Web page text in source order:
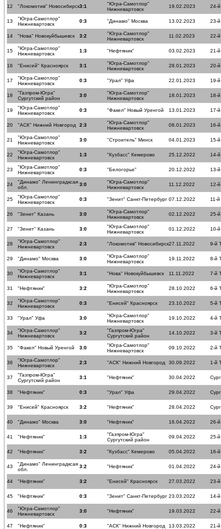
12 "Локомотив" Новосибирск3:1
"Югра-Самотлор"
Нижневартовск
19.02.2023 24-й
13
"Югра-Самотлор"
Нижневартовск
0:3 "Динамо" Москва 13.02.2023 23-й
14 "Нова" Новокуйбышевск 3:2
"Югра-Самотлор"
Нижневартовск
11.02.2023 22-й
15
"Югра-Самотлор"
Нижневартовск
1:3 "Нефтяник" 03.02.2023 21-й
16 "Енисей" Красноярск 3:1
"Югра-Самотлор"
Нижневартовск
28.01.2023 20-й
17
"Югра-Самотлор"
Нижневартовск
0:3 "Урал" Уфа 22.01.2023 19-
18
"Газпром-Югра"
Сургутский район
3:0
"Югра-Самотлор"
Нижневартовск
18.01.2023 18-
19
"Югра-Самотлор"
Нижневартовск
0:3 "Факел" Новый Уренгой 13.01.2023 17-
20 "АСК" Нижний Новгород 2:3
"Югра-Самотлор"
Нижневартовск
08.01.2023 16-
21
"Югра-Самотлор"
Нижневартовск
3:0 "Строитель" Минск 04.01.2023 15-
22
"Югра-Самотлор"
Нижневартовск
1:3 "Кузбасс" Кемерово 25.12.2022 14-
23
"Югра-Самотлор"
Нижневартовск
0:3 "Белогорье" 20.12.2022 13-
24
"Динамо" Ленинградксая
обл.
3:0
"Югра-Самотлор"
Нижневартовск
11.12.2022 12-
25
"Югра-Самотлор"
Нижневартовск
0:3 "Зенит" Санкт-Петербург 07.12.2022 11-й
26 "Зенит" Казань 3:0
"Югра-Самотлор"
Нижневартовск
02.12.2022 25-й
27 "Зенит" Казань 3:0
"Югра-Самотлор"
Нижневартовск
01.12.2022 10-
28
"Югра-Самотлор"
Нижневартовск
2:3 "Локомотив" Новосибирск27.11.2022 9-й
29 "Динамо" Москва 3:0
"Югра-Самотлор"
Нижневартовск
19.11.2022 8-й
30
"Югра-Самотлор"
Нижневартовск
3:1 "Нова" Новокуйбышевск 11.11.2022 7-й
31 "Нефтяник" 3:2
"Югра-Самотлор"
Нижневартовск
28.10.2022 6-й
32
"Югра-Самотлор"
Нижневартовск
0:3 "Енисей" Красноярск 23.10.2022 5-й
33 "Урал" Уфа 3:0
"Югра-Самотлор"
Нижневартовск
19.10.2022 4-й
34
"Югра-Самотлор"
Нижневартовск
3:2
"Газпром-Югра"
Сургутский район
14.10.2022 3-й
35 "Факел" Новый Уренгой 3:0
"Югра-Самотлор"
Нижневартовск
09.10.2022 2-й
36
"Югра-Самотлор"
Нижневартовск
2:3 "АСК" Нижний Новгород 30.09.2022 1-й
37
"Газпром-Югра"
Сургутский район
3:1 "Нефтяник" 30.04.2022
38 "Нефтяник" 0:3 "Урал" Уфа 29.04.2022
39 "Енисей" Красноярск 3:2 "Нефтяник" 28.04.2022
40 "Динамо" Москва 3:0 "Нефтяник" 16.04.2022 26-й
41 "Нефтяник" 1:3
"Газпром-Югра"
Сургутский район
09.04.2022 25-й
42 "Нефтяник" 3:2 "Кузбасс" Кемерово 05.04.2022 16-
43
"Динамо" Ленинградксая
обл.
3:2 "Нефтяник" 01.04.2022 24-й
44 "Нефтяник" 3:2 "Енисей" Красноярск 27.03.2022 23-й
45 "Нефтяник" 0:3 "Зенит" Санкт-Петербург 23.03.2022 14-
46
"Югра-Самотлор"
Нижневартовск
3:0 "Нефтяник" 19.03.2022 22-й
47 "Нефтяник" 0:3 "АСК" Нижний Новгород 13.03.2022 21-й